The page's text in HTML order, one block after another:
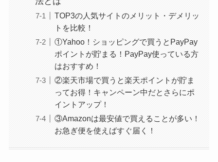
TOP3の人気サイトのメリット・デメリッ
トを比較！
①Yahoo！ショッピングで買うとPayPay
ポイントが貯まる！PayPay使っている方
はおすすめ！
②楽天市場で買うと楽天ポイントが貯ま
ってお得！キャンペーン中だとさらにポ
イントアップ！
③Amazonは最安値で買えることが多い！
お急ぎ便を使えばすぐ届く！